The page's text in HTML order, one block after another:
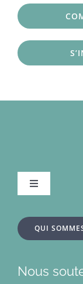
Navigation
QUI
Nous